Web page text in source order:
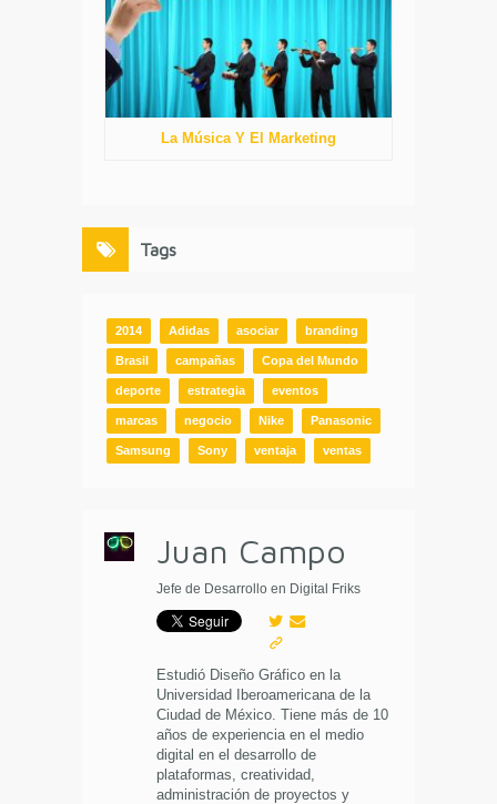
La Música Y El Marketing
Tags
2014 Adidas asociar branding
Brasil campañas Copa del Mundo
deporte estrategia eventos
marcas negocio Nike Panasonic
Samsung Sony ventaja ventas
Juan Campo
Jefe de Desarrollo en Digital Friks
Estudió Diseño Gráfico en la
Universidad Iberoamericana de la
Ciudad de México. Tiene más de 10
años de experiencia en el medio
digital en el desarrollo de
plataformas, creatividad,
administración de proyectos y